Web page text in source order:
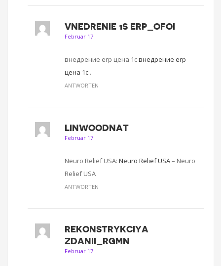
VNEDRENIE 1S ERP_OFOI
Februar 17
внедрение erp цена 1свнедрение erp
цена 1с.
ANTWORTEN
LINWOODNAT
Februar 17
Neuro Relief USA: Neuro Relief USA– Neuro
Relief USA
ANTWORTEN
REKONSTRYKCIYA
ZDANII_RGMN
Februar 17